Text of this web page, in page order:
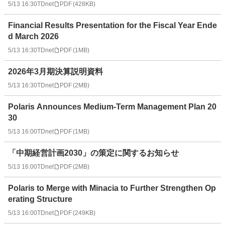
5/13 16:30TDnet PDF(428KB)
Financial Results Presentation for the Fiscal Year Ende
d March 2026
5/13 16:30TDnet PDF(1MB)
2026年3月期決算説明資料
5/13 16:30TDnet PDF(2MB)
Polaris Announces Medium-Term Management Plan 20
30
5/13 16:00TDnet PDF(1MB)
「中期経営計画2030」の策定に関するお知らせ
5/13 16:00TDnet PDF(2MB)
Polaris to Merge with Minacia to Further Strengthen Op
erating Structure
5/13 16:00TDnet PDF(249KB)